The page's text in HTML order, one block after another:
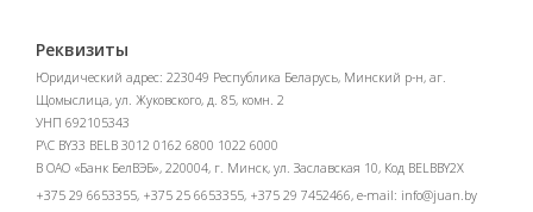
Реквизиты
Юридический адрес: 223049 Республика Беларусь, Минский р-н, аг.
Щомыслица, ул. Жуковского, д. 85, комн. 2
УНП 692105343
Р\С BY33 BELB 3012 0162 6800 1022 6000
В ОАО «Банк БелВЭБ», 220004, г. Минск, ул. Заславская 10, Код BELBBY2X
+375 29 6653355, +375 25 6653355, +375 29 7452466, e-mail: info@juan.by